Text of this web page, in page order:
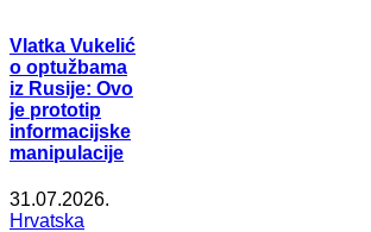
Vlatka Vukelić
o optužbama
iz Rusije: Ovo
je prototip
informacijske
manipulacije
31.07.2026.
Hrvatska